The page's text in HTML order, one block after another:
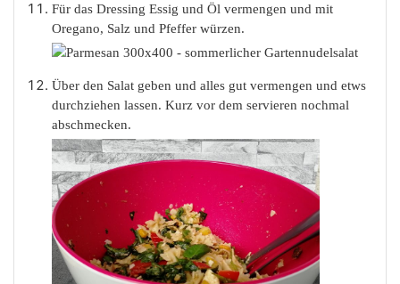
Für das Dressing Essig und Öl vermengen und mit
Oregano, Salz und Pfeffer würzen.
Über den Salat geben und alles gut vermengen und etws
durchziehen lassen. Kurz vor dem servieren nochmal
abschmecken.